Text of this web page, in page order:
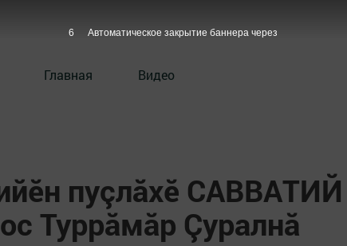
Главная Видео
пуçлӑхӗ САВВАТИЙ
Туррăмăр Çуралнă
5 Автоматическое закрытие баннера через